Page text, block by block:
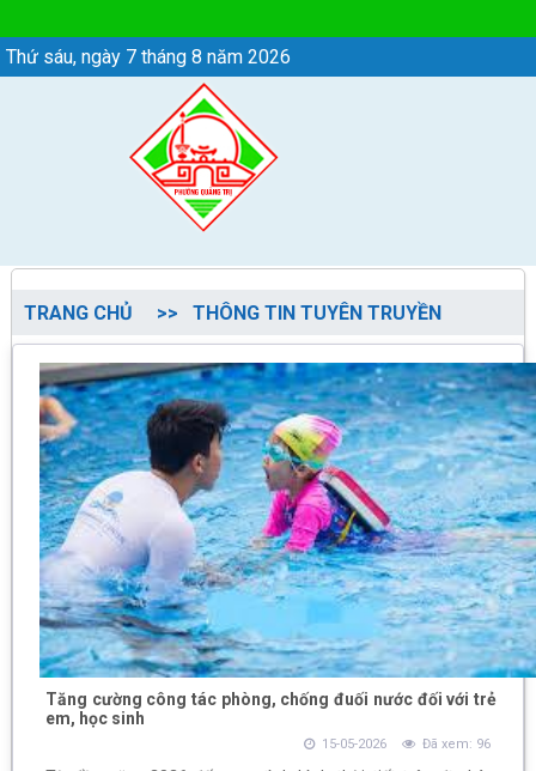
Thứ sáu, ngày 7 tháng 8 năm 2026
TRANG CHỦ THÔNG TIN TUYÊN TRUYỀN
Tăng cường công tác phòng, chống đuối nước đối với trẻ
em, học sinh
15-05-2026 Đã xem: 96